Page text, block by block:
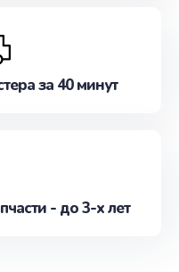
за 40 минут
- до 3-х лет